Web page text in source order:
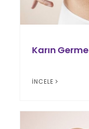
Karın Germe
İNCELE